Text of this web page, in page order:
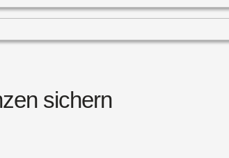
sichern